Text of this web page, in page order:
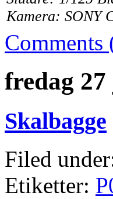
Kamera: SONY
Comments
fredag
Skalbagge
Filed
Etiketter: